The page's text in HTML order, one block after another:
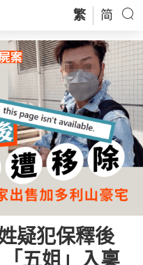
繁 简
疑犯保釋後
五姐」入稟